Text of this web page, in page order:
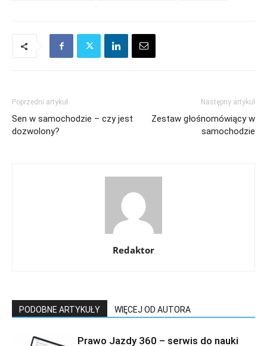
Poprzedni artykuł
Sen w samochodzie – czy jest
dozwolony?
Następny artykuł
Zestaw głośnomówiący w
samochodzie
Redaktor
PODOBNE ARTYKUŁY WIĘCEJ OD AUTORA
Prawo Jazdy 360 – serwis do nauki